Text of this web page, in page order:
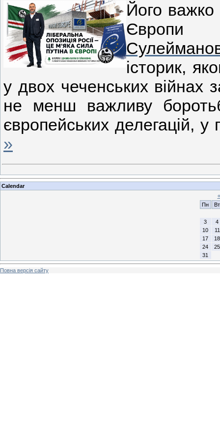
Його
Європи
історик,
у двох чеченських війнах
не менш важливу
європейських делегацій,
»
Calendar
«
Пн
Вт
3
4
10
11
17
18
24
25
31
Повна версія сайту